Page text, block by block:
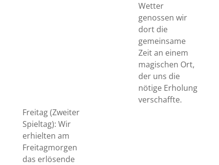
Wetter
genossen wir
dort die
gemeinsame
Zeit an einem
magischen Ort,
der uns die
nötige Erholung
verschaffte.
Freitag (Zweiter
Spieltag): Wir
erhielten am
Freitagmorgen
das erlösende